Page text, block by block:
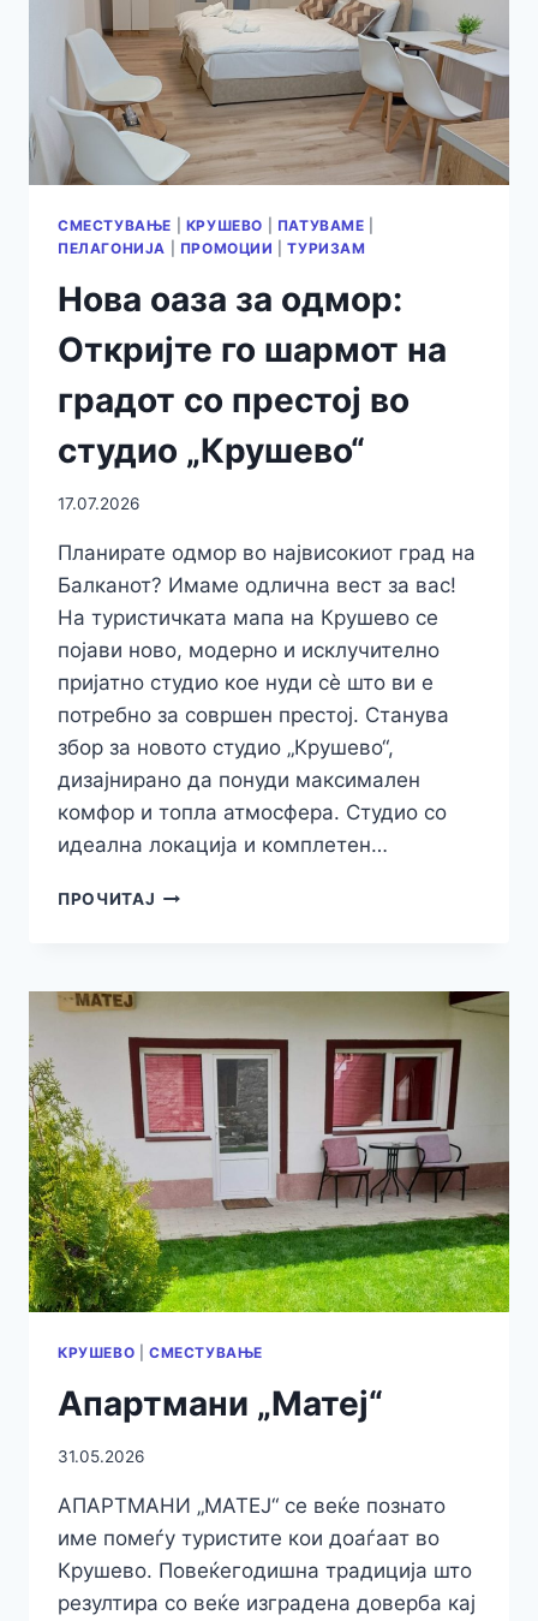
СМЕСТУВАЊЕ КРУШЕВО ПАТУВАМЕ
ПЕЛАГОНИЈА
ПРОМОЦИИ |ТУРИЗАМ
Нова оаза за одмор:
Откријте го шармот на
градот со престој во
студио „Крушево“
17.07.2026
Планирате одмор во највисокиот град на
Балканот? Имаме одлична вест за вас!
На туристичката мапа на Крушево се
појави ново, модерно и исклучително
пријатно студио кое нуди сè што ви е
потребно за совршен престој. Станува
збор за новото студио „Крушево“,
дизајнирано да понуди максимален
комфор и топла атмосфера. Студио со
идеална локација и комплетен…
ПРОЧИТАЈ НОВА
ОТКРИЈТЕ
ШАРМОТ
НА
ГРАДОТ
СО
ПРЕСТОЈ
СТУДИО
„КРУШЕВО“
КРУШЕВО СМЕСТУВАЊЕ
Апартмани „Матеј“
31.05.2026
АПАРТМАНИ „МАТЕЈ“ се веќе познато
име помеѓу туристите кои доаѓаат во
Крушево. Повеќегодишна традиција што
резултира со веќе изградена доверба кај